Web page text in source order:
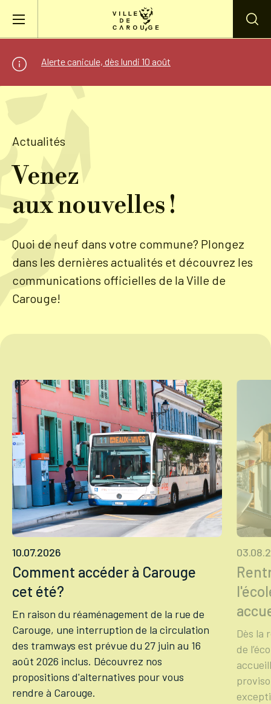
Lieux
Tourisme
CAROUGE SE CONSTRUIT
Alerte canicule, dès lundi 10 août
Actualités
Venez
aux nouvelles !
Quoi de neuf dans votre commune? Plongez
dans les dernières actualités et découvrez les
communications officielles de la Ville de
Carouge!
10.07.2026
Comment accéder à Carouge
cet été?
En raison du réaménagement de la rue de
Carouge, une interruption de la circulation
des tramways est prévue du 27 juin au 16
août 2026 inclus. Découvrez nos
propositions d'alternatives pour vous
rendre à Carouge.
Dès la
de